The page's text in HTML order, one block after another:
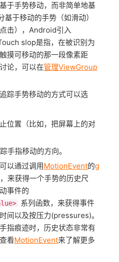
于手势移动，而非简单地基
于移动的手势（如滑动）
击），Android引入
slop是指，在被识别为
摸可移动的那一段像素距
论，可以在管理ViewGroup
踪手势移动的方式可以选
位置（比如，把屏幕上的对
手指移动的方向。
以通过调用MotionEvent的g
来获得一个手势的历史尺
事件的
系列函数，来获得事件
间以及按压力(pressures)。
指痕迹时，历史状态非常有
看MotionEvent来了解更多